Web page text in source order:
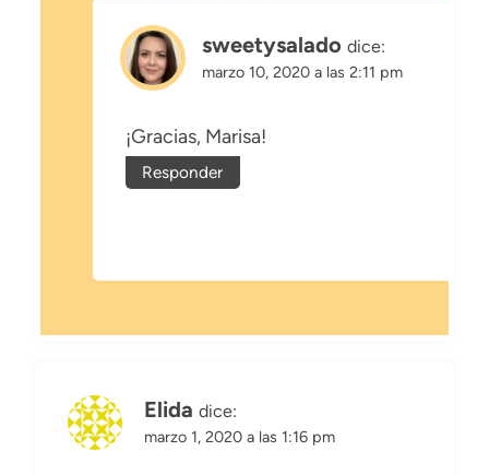
sweetysalado dice:
marzo 10, 2020 a las 2:11 pm
¡Gracias, Marisa!
Responder
Elida dice:
marzo 1, 2020 a las 1:16 pm